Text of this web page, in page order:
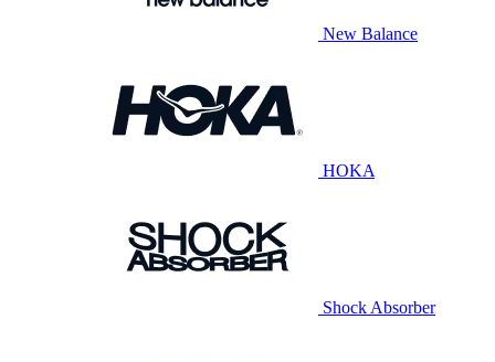
New Balance
HOKA
Shock Absorber